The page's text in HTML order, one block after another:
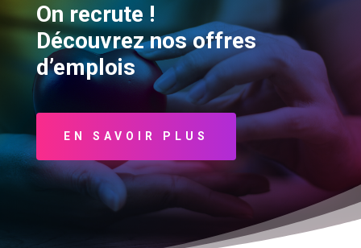
On recrute !
Découvrez nos offres
d’emplois
EN SAVOIR PLUS